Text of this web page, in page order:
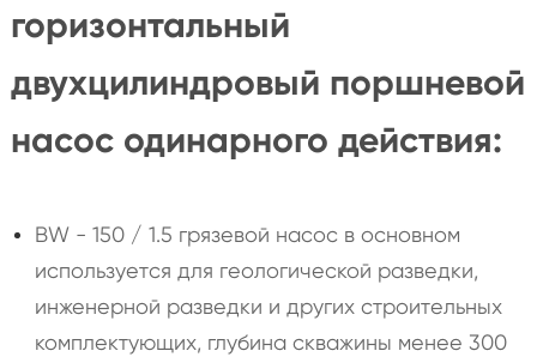
горизонтальный
двухцилиндровый поршневой
насос одинарного действия:
BW - 150 / 1.5 грязевой насос в основном
используется для геологической разведки,
инженерной разведки и других строительных
комплектующих, глубина скважины менее 300